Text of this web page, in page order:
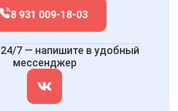
8 931 009-18-03
7 — напишите в удобный
мессенджер